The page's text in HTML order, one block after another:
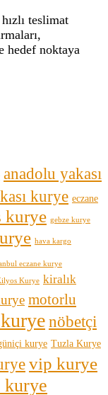
teslimat
hedef noktaya
anadolu yakası
kurye eczane
kurye gebze kurye
hava kargo
eczane kurye
Kurye kiralık
motorlu
nöbetçi
kurye Tuzla Kurye
vip kurye